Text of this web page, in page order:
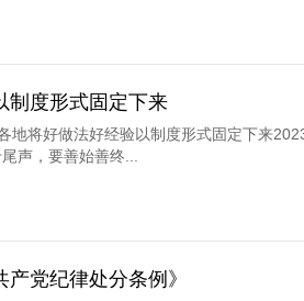
制度形式固定下来
地将好做法好经验以制度形式固定下来
声，要善始善终...
党纪律处分条例》